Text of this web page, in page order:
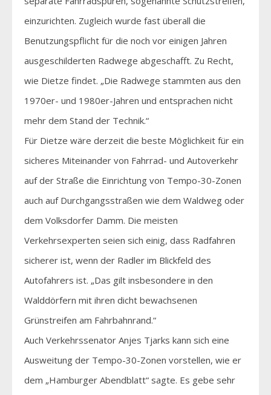
einzurichten. Zugleich wurde fast überall die
Benutzungspflicht für die noch vor einigen Jahren
ausgeschilderten Radwege abgeschafft. Zu Recht,
wie Dietze findet. „Die Radwege stammten aus den
1970er- und 1980er-Jahren und entsprachen nicht
mehr dem Stand der Technik.“
Für Dietze wäre derzeit die beste Möglichkeit für ein
sicheres Miteinander von Fahrrad- und Autoverkehr
auf der Straße die Einrichtung von Tempo-30-Zonen
auch auf Durchgangsstraßen wie dem Waldweg oder
dem Volksdorfer Damm. Die meisten
Verkehrsexperten seien sich einig, dass Radfahren
sicherer ist, wenn der Radler im Blickfeld des
Autofahrers ist. „Das gilt insbesondere in den
Walddörfern mit ihren dicht bewachsenen
Grünstreifen am Fahrbahnrand.“
Auch Verkehrssenator Anjes Tjarks kann sich eine
Ausweitung der Tempo-30-Zonen vorstellen, wie er
dem „Hamburger Abendblatt“ sagte. Es gebe sehr